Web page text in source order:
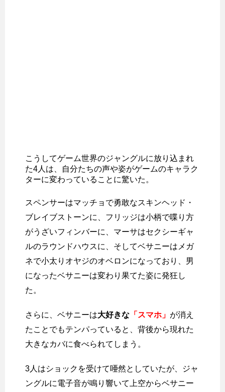
こうしてゲーム世界のジャングルに放り込まれ
た4人は、自分たちの声や姿がゲームのキャラク
ターに変わっていることに驚いた。
スペンサーはマッチョで勇敢なスキンヘッド・
ブレイブストーンに、フリッジは小柄で喋り方
がうざいフィンバーに、マーサはセクシーギャ
ルのラウンドハウスに、そしてベサニーはメガ
ネで小太りオヤジのオベロンになっており、男
になったベサニーは変わり果てた姿に発狂し
た。
さらに、ベサニーは大好きな 「スマホ」 が消え
たことでもテンパっていると、背後から現れた
大きなカバに食べられてしまう。
3人はショックを受けて唖然としていたが、ジャ
ングルに電子音が鳴り響いて上空からベサニー